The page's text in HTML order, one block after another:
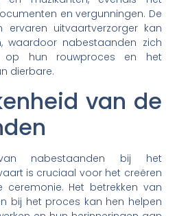
en vergunningen. De
ervaren uitvaartverzorger kan
waardoor nabestaanden zich
op hun rouwproces en het
dierbare.
van de
nabestaanden bij het
is cruciaal voor het creëren
ceremonie. Het betrekken van
bij het proces kan hen helpen